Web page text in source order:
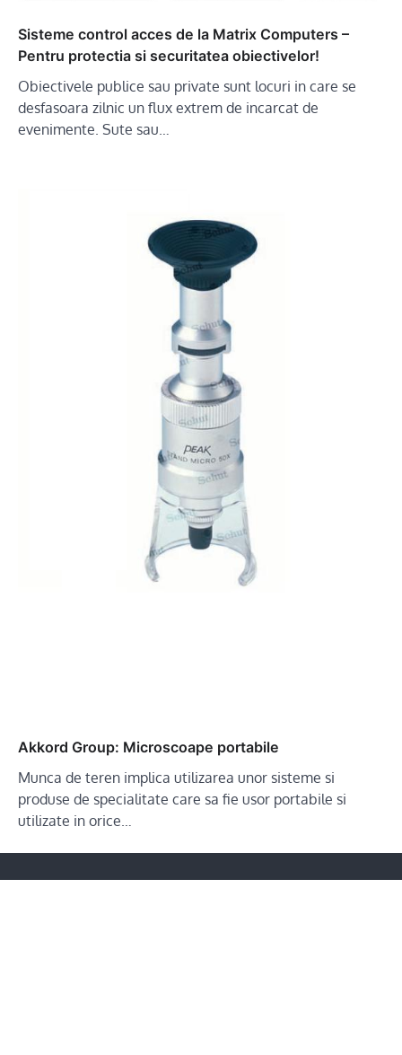
Sisteme control acces de la Matrix Computers –
Pentru protectia si securitatea obiectivelor!
Obiectivele publice sau private sunt locuri in care se
desfasoara zilnic un flux extrem de incarcat de
evenimente. Sute sau…
Akkord Group: Microscoape portabile
Munca de teren implica utilizarea unor sisteme si
produse de specialitate care sa fie usor portabile si
utilizate in orice…